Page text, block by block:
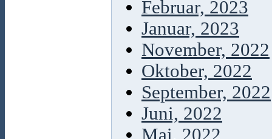
Februar, 2023
Januar, 2023
November, 2022
Oktober, 2022
September, 2022
Juni, 2022
Mai, 2022